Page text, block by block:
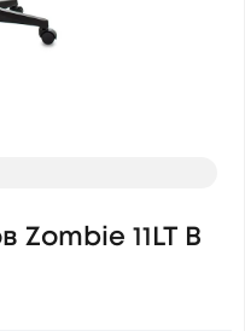
Zombie 11LT B